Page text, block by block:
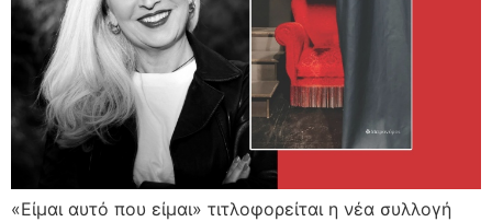
«Είμαι αυτό που είμαι» τιτλοφορείται η νέα συλλογή